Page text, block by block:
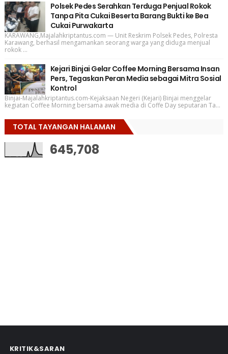
Polsek Pedes Serahkan Terduga Penjual Rokok
Tanpa Pita Cukai Beserta Barang Bukti ke Bea
Cukai Purwakarta
KARAWANG,Majalahkriptantus.com — Unit Reskrim Polsek Pedes, Polresta
Karawang, berhasil mengamankan seorang warga yang diduga menjual
rokok ...
Kejari Binjai Gelar Coffee Morning Bersama Insan
Pers, Tegaskan Peran Media sebagai Mitra Sosial
Kontrol
Binjai-Majalahkriptantus.com-Kejaksaan Negeri (Kejari) Binjai menggelar
kegiatan Coffee Morning bersama awak media di Coffe Day seputaran Ta...
TOTAL TAYANGAN HALAMAN
645,708
KRITIK&SARAN